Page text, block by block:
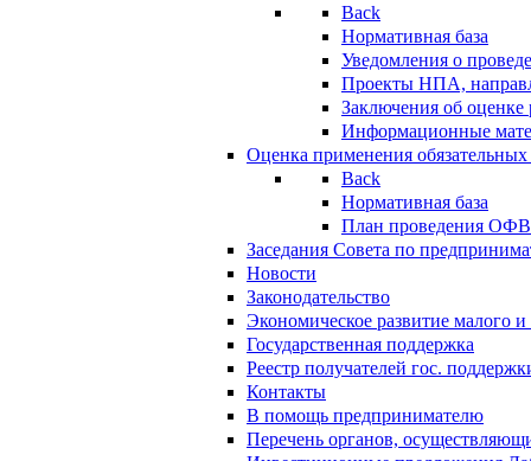
Back
Нормативная база
Уведомления о
Проекты НПА,
Заключения об
Информационные
Оценка применения
Back
Нормативная база
План проведения
Заседания Совета по
Новости
Законодательство
Экономическое развитие малого и
Государственная поддержка
Реестр получателей гос.
Контакты
В помощь предпринимателю
Перечень органов,